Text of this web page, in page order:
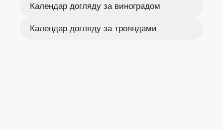
Календар догляду за виноградом
Календар догляду за трояндами